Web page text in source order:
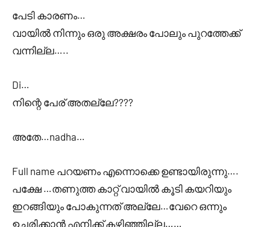
പേടി കാരണം…
വായിൽ നിന്നും ഒരു അക്ഷരം പോലും പുറത്തേക്ക്
വന്നില്ല…..
Di…
നിന്റെ പേര് അതല്ലേ????
അതേ…nadha…
Full name പറയണം എന്നൊക്കെ ഉണ്ടായിരുന്നു….
പക്ഷേ …തണുത്ത കാറ്റ് വായിൽ കൂടി കയറിയും
ഇറങ്ങിയും പോകുന്നത് അല്ലേ…വേറെ ഒന്നും
ഉച്ചരിക്കാൻ എനിക്ക് കഴിഞ്ഞില്ല……